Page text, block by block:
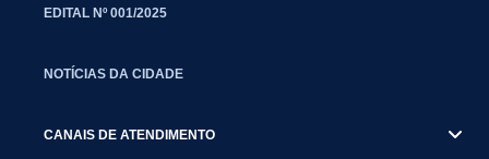
EDITAL Nº 001/2025
NOTÍCIAS DA CIDADE
CANAIS DE ATENDIMENTO